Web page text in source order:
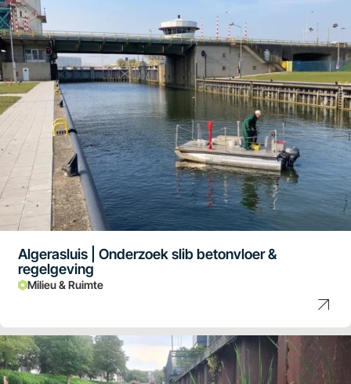
Algerasluis | Onderzoek slib betonvloer &
regelgeving
Milieu & Ruimte